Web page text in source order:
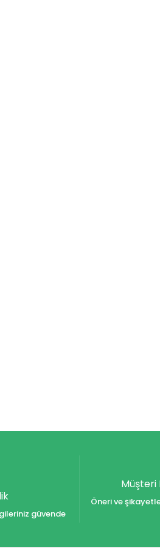
güvende
Müşteri
Öneri ve